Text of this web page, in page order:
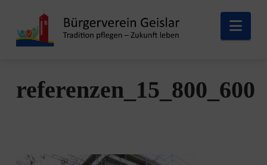
referenzen_15_800_600